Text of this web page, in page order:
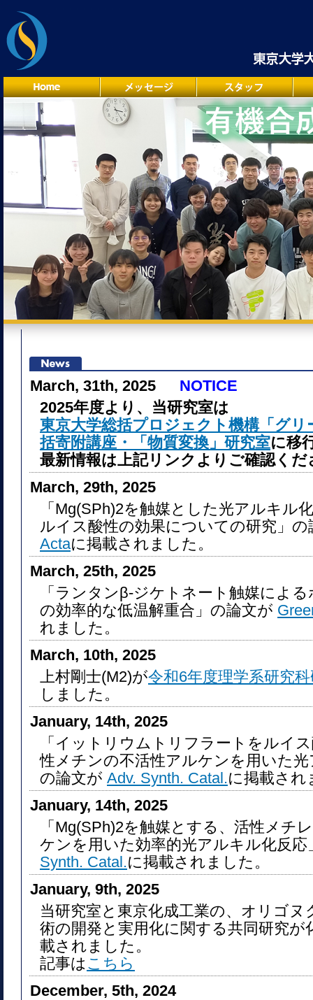
March, 31th, 2025
NOTICE
2025年度より、当研究室は
東京大学総括プロジェクト機構「グリ
括寄附講座・「物質変換」研究室に移
最新情報は上記リンクよりご確認くだ
March, 29th, 2025
「Mg(SPh)2を触媒とした光アルキル
ルイス酸性の効果についての研究」
Actaに掲載されました。
March, 25th, 2025
「ランタンβ-ジケトネート触媒によ
の効率的な低温解重合」の論文が
れました。
March, 10th, 2025
上村剛士(M2)が令和6年度理学系研究
しました。
January, 14th, 2025
「イットリウムトリフラートをルイ
性メチンの不活性アルケンを用いた
の論文が Adv. Synth. Catal.に掲載され
January, 14th, 2025
「Mg(SPh)2を触媒とする、活性メチ
ケンを用いた効率的光アルキル化反
Synth. Catal.に掲載されました。
January, 9th, 2025
当研究室と東京化成工業の、オリゴヌ
術の開発と実用化に関する共同研究が
載されました。
記事は こちら
December, 5th, 2024